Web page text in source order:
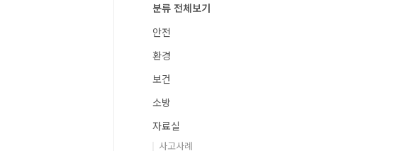
분류 전체보기
안전
환경
보건
소방
자료실
사고사례